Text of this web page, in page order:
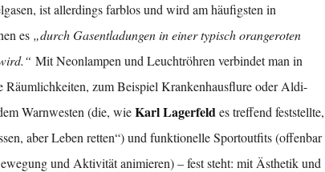
ist allerdings farblos und wird am häufigsten in
es „durch Gasentladungen in einer typisch orangeroten
Mit Neonlampen und Leuchtröhren verbindet man in
Räumlichkeiten, zum Beispiel Krankenhausflure oder Aldi-
Warnwesten (die, wieKarl Lagerfeldes treffend feststellte,
aber Leben retten“) und funktionelle Sportoutfits (offenbar
und Aktivität animieren) – fest steht: mit Ästhetik und